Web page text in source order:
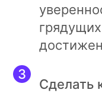
Сделать